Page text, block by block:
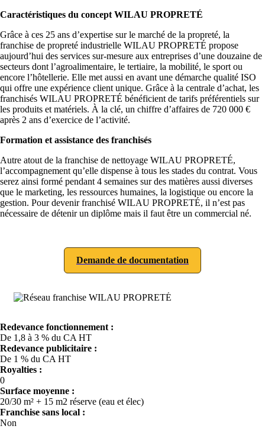
Caractéristiques du concept WILAU PROPRETÉ
Grâce à ces 25 ans d’expertise sur le marché de la propreté, la
franchise de propreté industrielle WILAU PROPRETÉ propose
aujourd’hui des services sur-mesure aux entreprises d’une douzaine de
secteurs dont l’agroalimentaire, le tertiaire, la mobilité, le sport ou
encore l’hôtellerie. Elle met aussi en avant une démarche qualité ISO
qui offre une expérience client unique. Grâce à la centrale d’achat, les
franchisés WILAU PROPRETÉ bénéficient de tarifs préférentiels sur
les produits et matériels. À la clé, un chiffre d’affaires de 720 000 €
après 2 ans d’exercice de l’activité.
Formation et assistance des franchisés
Autre atout de la franchise de nettoyage WILAU PROPRETÉ,
l’accompagnement qu’elle dispense à tous les stades du contrat. Vous
serez ainsi formé pendant 4 semaines sur des matières aussi diverses
que le marketing, les ressources humaines, la logistique ou encore la
gestion. Pour devenir franchisé WILAU PROPRETÉ, il n’est pas
nécessaire de détenir un diplôme mais il faut être un commercial né.
Demande de documentation
Redevance fonctionnement :
De 1,8 à 3 % du CA HT
Redevance publicitaire :
De 1 % du CA HT
Royalties :
0
Surface moyenne :
20/30 m² + 15 m2 réserve (eau et élec)
Franchise sans local :
Non